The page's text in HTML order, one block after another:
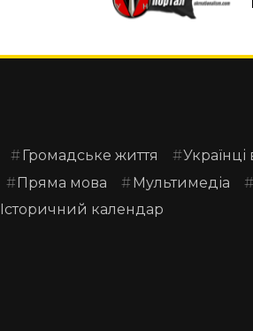
Громадське життя
Українці
Пряма мова Мультимедіа
Історичний календар